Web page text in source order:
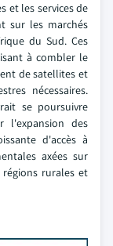
et les services de
sur les marchés
du Sud. Ces
à combler le
de satellites et
nécessaires.
se poursuivre
l'expansion des
d'accès à
axées sur
rurales et